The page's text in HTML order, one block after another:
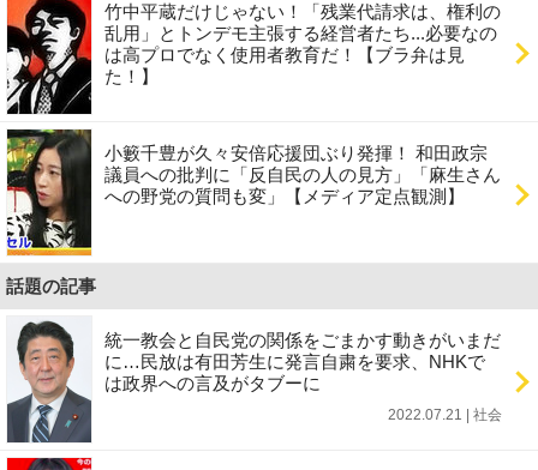
竹中平蔵だけじゃない！「残業代請求は、権利の
乱用」とトンデモ主張する経営者たち...必要なの
は高プロでなく使用者教育だ！【ブラ弁は見
た！】
小籔千豊が久々安倍応援団ぶり発揮！ 和田政宗
議員への批判に「反自民の人の見方」「麻生さん
への野党の質問も変」【メディア定点観測】
話題の記事
統一教会と自民党の関係をごまかす動きがいまだ
に…民放は有田芳生に発言自粛を要求、NHKで
は政界への言及がタブーに
2022.07.21 | 社会